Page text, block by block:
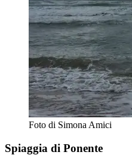
Foto di Simona Amici
Spiaggia di Ponente